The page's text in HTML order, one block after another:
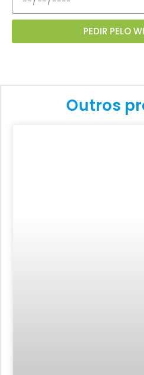
PEDIR PELO
Outros